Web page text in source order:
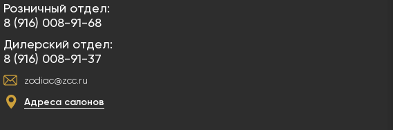
Розничный отдел:
8 (916) 008-91-68
Дилерский отдел:
8 (916) 008-91-37
zodiac@zcc.ru
Адреса салонов